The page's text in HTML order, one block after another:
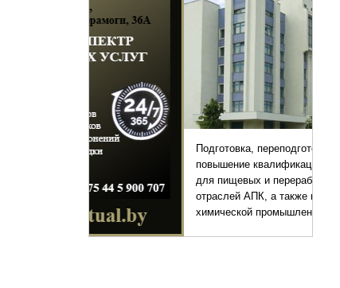
Подготовка, переподготовка и
повышение квалификации специалистов
для пищевых и перерабатывающих
отраслей АПК, а также предприятий
химической промышленности.